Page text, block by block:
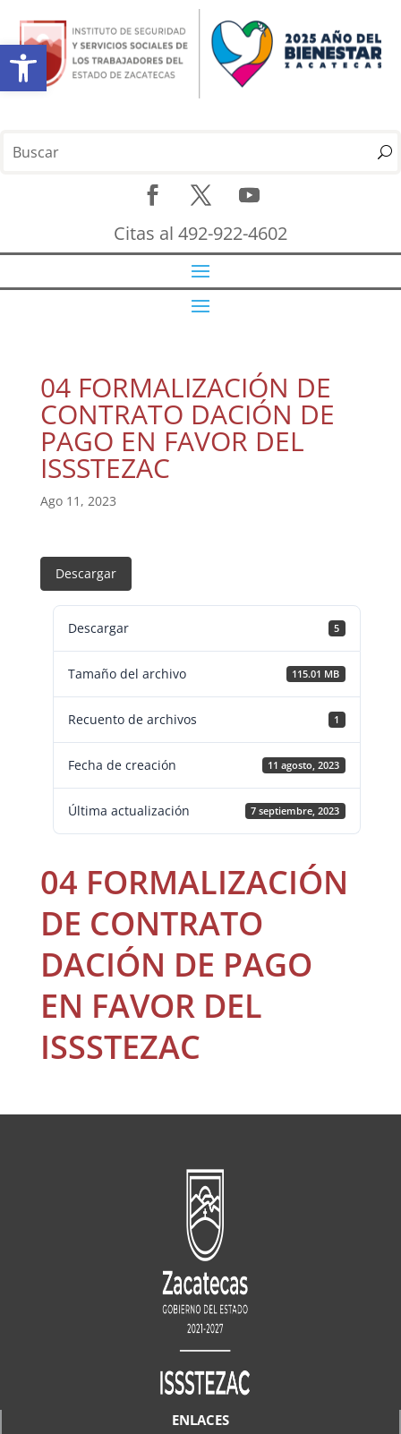
Abrir barra de herramientas
Citas al 492-922-4602
04 FORMALIZACIÓN DE
CONTRATO DACIÓN DE
PAGO EN FAVOR DEL
ISSSTEZAC
Ago 11, 2023
Descargar
Descargar 5
Tamaño del archivo 115.01 MB
Recuento de archivos 1
Fecha de creación 11 agosto, 2023
Última actualización 7 septiembre, 2023
04 FORMALIZACIÓN
DE CONTRATO
DACIÓN DE PAGO
EN FAVOR DEL
ISSSTEZAC
ENLACES